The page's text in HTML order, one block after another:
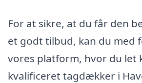
For at sikre, at du får den
et godt tilbud, kan du med
vores platform, hvor du let
kvalificeret tagdækker i